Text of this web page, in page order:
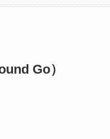
Go）